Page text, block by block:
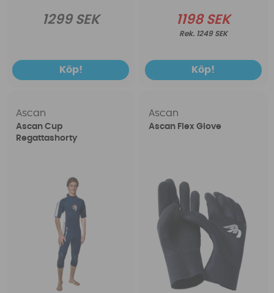
1299 SEK
Köp!
1198 SEK
1249 SEK
Köp!
Ascan
Ascan Cup
Regattashorty
Ascan
Ascan Flex Glove